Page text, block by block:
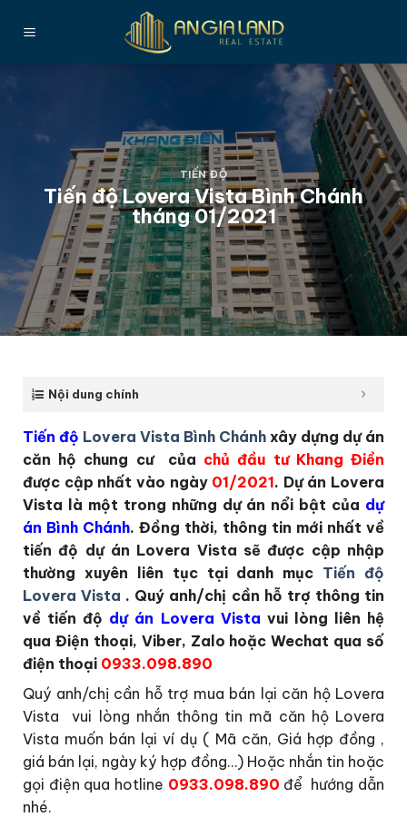
qua
TIẾN ĐỘ
Tiến độ Lovera Vista Bình Chánh
tháng 01/2021
Nội dung chính
Tiến độ Lovera Vista Bình Chánh xây dựng dự án
căn hộ chung cư của chủ đầu tư Khang Điền
được cập nhất vào ngày 01/2021. Dự án Lovera
Vista là một trong những dự án nổi bật của dự
án Bình Chánh. Đồng thời, thông tin mới nhất về
tiến độ dự án Lovera Vista sẽ được cập nhập
thường xuyên liên tục tại danh mục Tiến độ
Lovera Vista . Quý anh/chị cần hỗ trợ thông tin
về tiến độ dự án Lovera Vista vui lòng liên hệ
qua Điện thoại, Viber, Zalo hoặc Wechat qua số
điện thoại 0933.098.890
Quý anh/chị cần hỗ trợ mua bán lại căn hộ Lovera
Vista vui lòng nhắn thông tin mã căn hộ Lovera
Vista muốn bán lại ví dụ ( Mã căn, Giá hợp đồng ,
giá bán lại, ngày ký hợp đồng…) Hoặc nhắn tin hoặc
gọi điện qua hotline 0933.098.890 để hướng dẫn
nhé.